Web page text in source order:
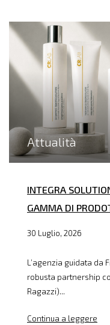
Attualità
INTEGRA
GAMMA DI
30 Luglio, 2026
L’agenzia guidata da
robusta partnership
Ragazzi)...
Continua a leggere